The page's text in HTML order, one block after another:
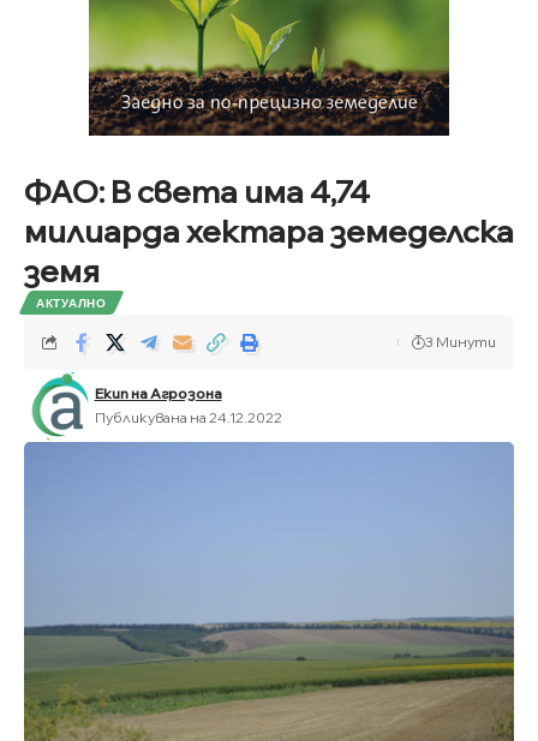
ФАО: В света има 4,74
милиарда хектара земеделска
земя
АКТУАЛНО
Екип на Агрозона
Публикувана на 24.12.2022
3 Минути